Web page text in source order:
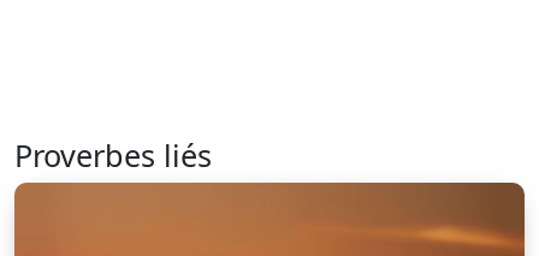
Proverbes liés